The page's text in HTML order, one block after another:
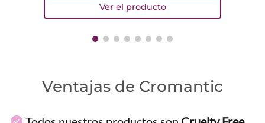
Ventajas de Cromantic